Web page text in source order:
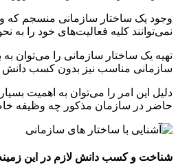
وجود یک ساختار سازمانی منسجم که
نمی‌توانند کلیه فعالیت‌های خود را به
تهیه یک ساختار سازمانی را می‌‌توان
سازمانی مناسب نیز بدون کسب دانش
دلیل این امر را می‌توان به اهمیت
حاضر در سازمان مذکور چه وظیفه
شناخت و کسب دانش لازم در این